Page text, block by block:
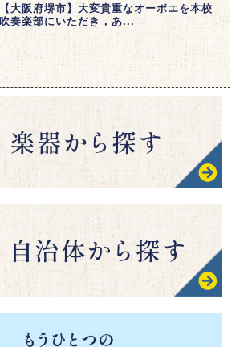
【大阪府堺市】大変貴重なオーボエを本校
吹奏楽部にいただき，あ...